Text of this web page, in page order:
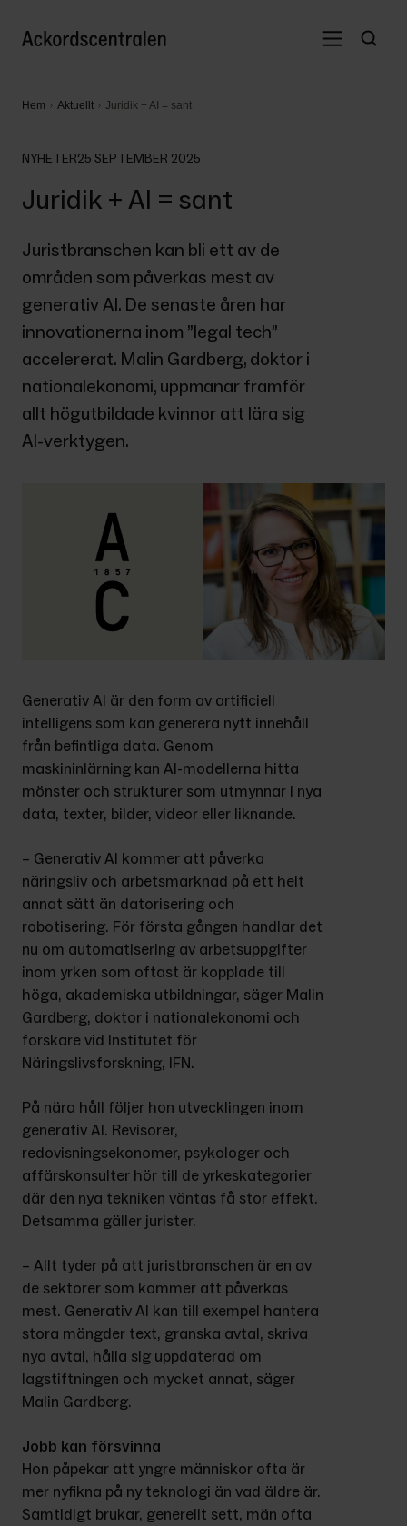
Hem Aktuellt Juridik + AI = sant
NYHETER25 SEPTEMBER 2025
Juridik + AI = sant
Juristbranschen kan bli ett av de
områden som påverkas mest av
generativ AI. De senaste åren har
innovationerna inom ”legal tech”
accelererat. Malin Gardberg, doktor i
nationalekonomi, uppmanar framför
allt högutbildade kvinnor att lära sig
AI-verktygen.
Generativ AI är den form av artificiell
intelligens som kan generera nytt innehåll
från befintliga data. Genom
maskininlärning kan AI-modellerna hitta
mönster och strukturer som utmynnar i nya
data, texter, bilder, videor eller liknande.
– Generativ AI kommer att påverka
näringsliv och arbetsmarknad på ett helt
annat sätt än datorisering och
robotisering. För första gången handlar det
nu om automatisering av arbetsuppgifter
inom yrken som oftast är kopplade till
höga, akademiska utbildningar, säger Malin
Gardberg, doktor i nationalekonomi och
forskare vid Institutet för
Näringslivsforskning, IFN.
På nära håll följer hon utvecklingen inom
generativ AI. Revisorer,
redovisningsekonomer, psykologer och
affärskonsulter hör till de yrkeskategorier
där den nya tekniken väntas få stor effekt.
Detsamma gäller jurister.
– Allt tyder på att juristbranschen är en av
de sektorer som kommer att påverkas
mest. Generativ AI kan till exempel hantera
stora mängder text, granska avtal, skriva
nya avtal, hålla sig uppdaterad om
lagstiftningen och mycket annat, säger
Malin Gardberg.
Jobb kan försvinna
Hon påpekar att yngre människor ofta är
mer nyfikna på ny teknologi än vad äldre är.
Samtidigt brukar, generellt sett, män ofta